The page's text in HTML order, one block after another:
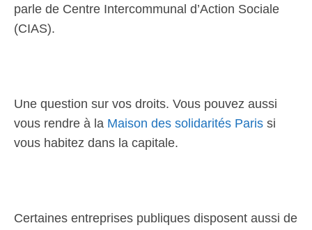
parle de Centre Intercommunal d’Action Sociale
(CIAS).
Une question sur vos droits. Vous pouvez aussi
vous rendre à la Maison des solidarités Paris si
vous habitez dans la capitale.
Certaines entreprises publiques disposent aussi de